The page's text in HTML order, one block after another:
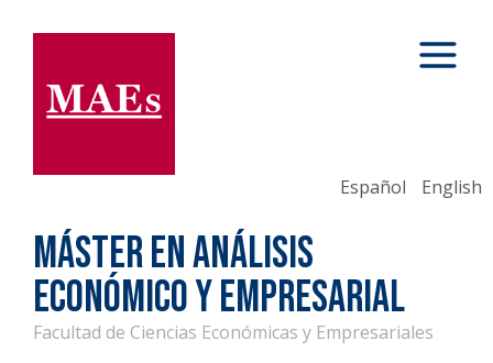
Español English
MÁSTER EN ANÁLISIS
ECONÓMICO Y EMPRESARIAL
Facultad de Ciencias Económicas y Empresariales